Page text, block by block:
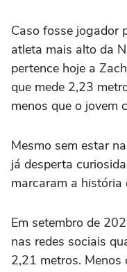
Caso fosse jogador
atleta mais alto da
pertence hoje a
que mede 2,23
menos que o jovem
Mesmo sem estar
já desperta
marcaram a história
Em setembro de
nas redes sociais
2,21 metros. Menos